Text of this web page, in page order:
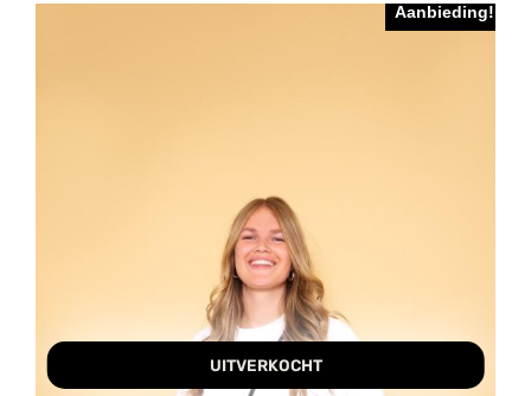
Aanbieding!
UITVERKOCHT